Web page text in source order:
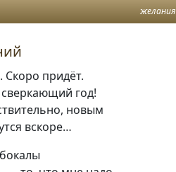
желания
Скоро придёт.
год!
новым
вскоре…